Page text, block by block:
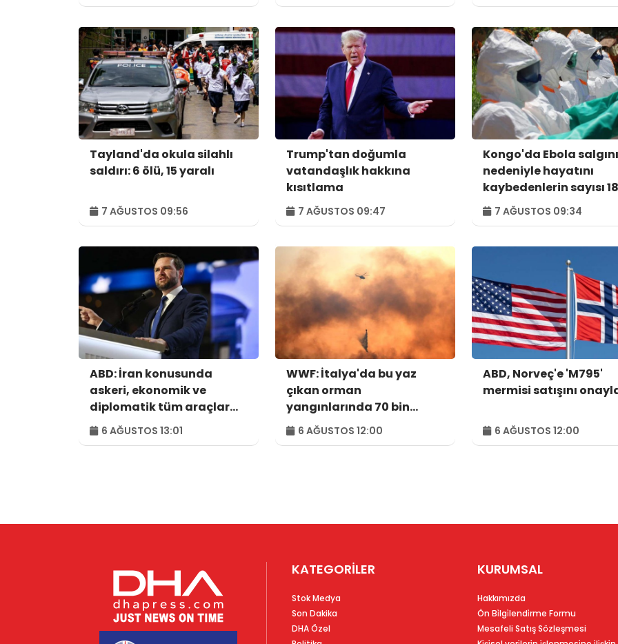
Tayland'da okula silahlı
saldırı: 6 ölü, 15 yaralı
7 AĞUSTOS 09:56
Trump'tan doğumla
vatandaşlık hakkına
kısıtlama
7 AĞUSTOS 09:47
Kongo'da Ebola salgını
nedeniyle hayatını
kaybedenlerin sayısı
yükseldi
7 AĞUSTOS 09:34
ABD: İran konusunda
askeri, ekonomik ve
diplomatik tüm araçlar
kullanılacak
6 AĞUSTOS 13:01
WWF: İtalya'da bu yaz
çıkan orman
yangınlarında 70 bin
hektar alan kül oldu
6 AĞUSTOS 12:00
ABD, Norveç'e 'M795'
mermisi satışını
6 AĞUSTOS 12:00
KATEGORİLER
Stok Medya
Son Dakika
DHA Özel
KURUMSAL
Hakkımızda
Ön Bi̇lgi̇lendi̇rme Formu
Mesafeli Satış Sözleşmesi